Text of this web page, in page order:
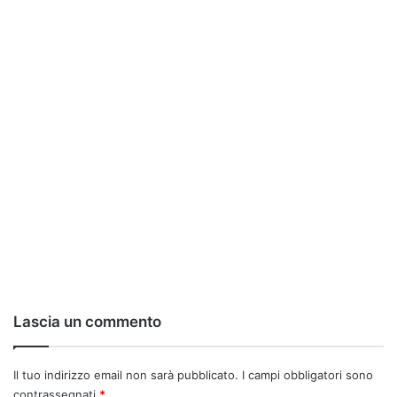
Lascia un commento
Il tuo indirizzo email non sarà pubblicato. I campi obbligatori sono